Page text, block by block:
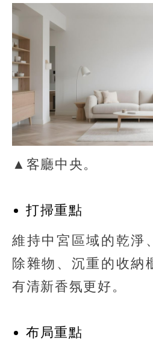
▲客廳中央。
打掃重點
維持中宮區域的乾淨
除雜物、沉重的收納
有清新香氛更好。
布局重點